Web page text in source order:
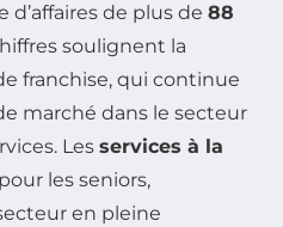
d’affaires de plus de 88
soulignent la
franchise, qui continue
marché dans le secteur
Les services à la
les seniors,
en pleine